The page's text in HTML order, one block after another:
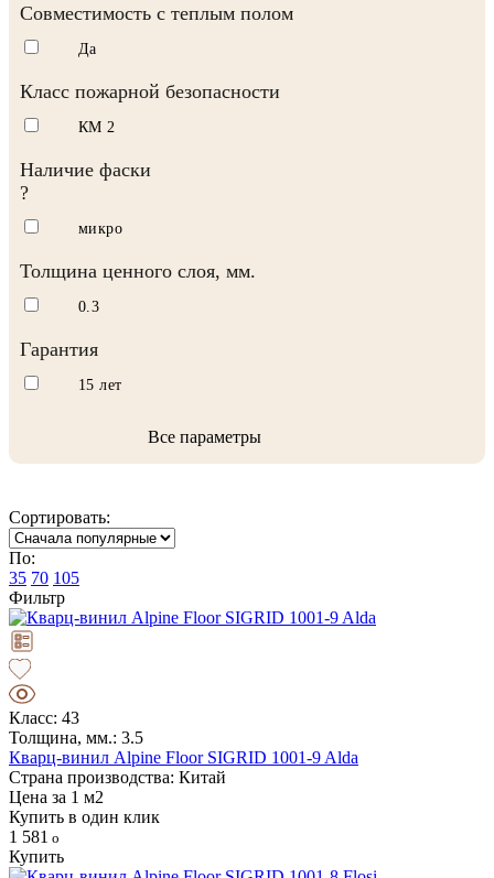
Совместимость с теплым полом
Да
Класс пожарной безопасности
КМ 2
Наличие фаски
?
микро
Толщина ценного слоя, мм.
0.3
Гарантия
15 лет
Все параметры
Сортировать:
По:
35 70 105
Фильтр
Класс: 43
Толщина, мм.: 3.5
Кварц-винил Alpine Floor SIGRID 1001-9 Alda
Страна производства: Китай
Цена за 1 м2
Купить в один клик
1 581
Купить